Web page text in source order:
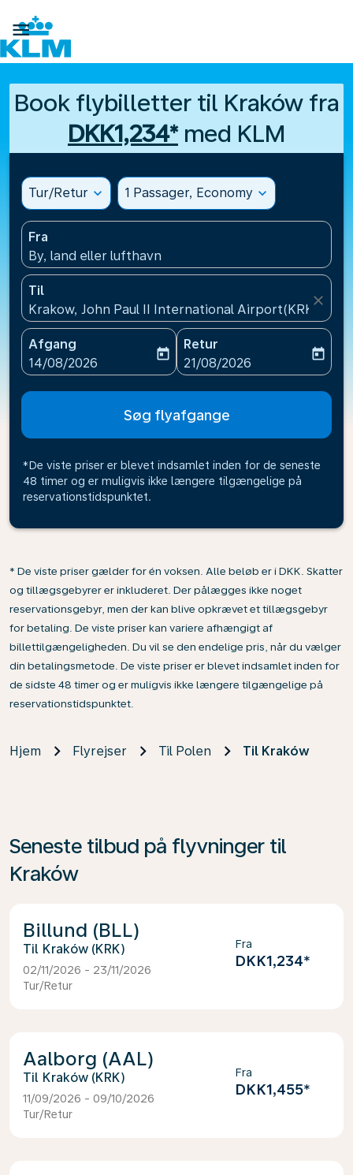

Book flybilletter til Kraków fra
DKK1,234*med KLM
Tur/Retur expand_more 1 Passager, Economy expand_more
Fra
By, land eller lufthavn
Til
Krakow, John Paul II International Airport(KRK),
close
Afgang
fc-booking-departure-date-aria-label
14/08/2026
today
Retur
fc-booking-return-date-
21/08/2026
today
Søg flyafgange
*De viste priser er blevet indsamlet inden for de seneste
48 timer og er muligvis ikke længere tilgængelige på
reservationstidspunktet.
* De viste priser gælder for én voksen. Alle beløb er i DKK. Skatter
og tillægsgebyrer er inkluderet. Der pålægges ikke noget
reservationsgebyr, men der kan blive opkrævet et tillægsgebyr
for betaling. De viste priser kan variere afhængigt af
billettilgængeligheden. Du vil se den endelige pris, når du vælger
din betalingsmetode. De viste priser er blevet indsamlet inden for
de sidste 48 timer og er muligvis ikke længere tilgængelige på
reservationstidspunktet.
Hjem Flyrejser Til Polen Til Kraków
Seneste tilbud på flyvninger til
Kraków
Billund (BLL)
Kraków (KRK)
02/11/2026 - 23/11/2026
Tur/Retur
Fra
DKK1,234*
Aalborg (AAL)
Kraków (KRK)
11/09/2026 - 09/10/2026
Tur/Retur
Fra
DKK1,455*